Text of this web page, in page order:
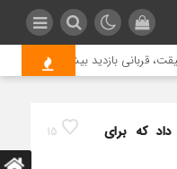
قربانی بازدید بیشتر می شود |
15
که برای